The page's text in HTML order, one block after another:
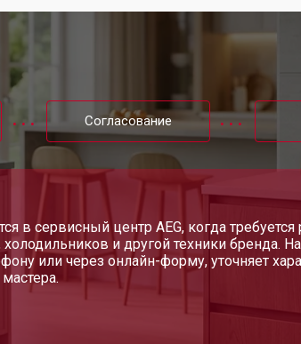
от 60 мин
от 90 мин
от 60 мин
от 80 мин
Согласование
в сервисный центр AEG, когда
и другой техники бренда.
или через онлайн-форму, уточняет